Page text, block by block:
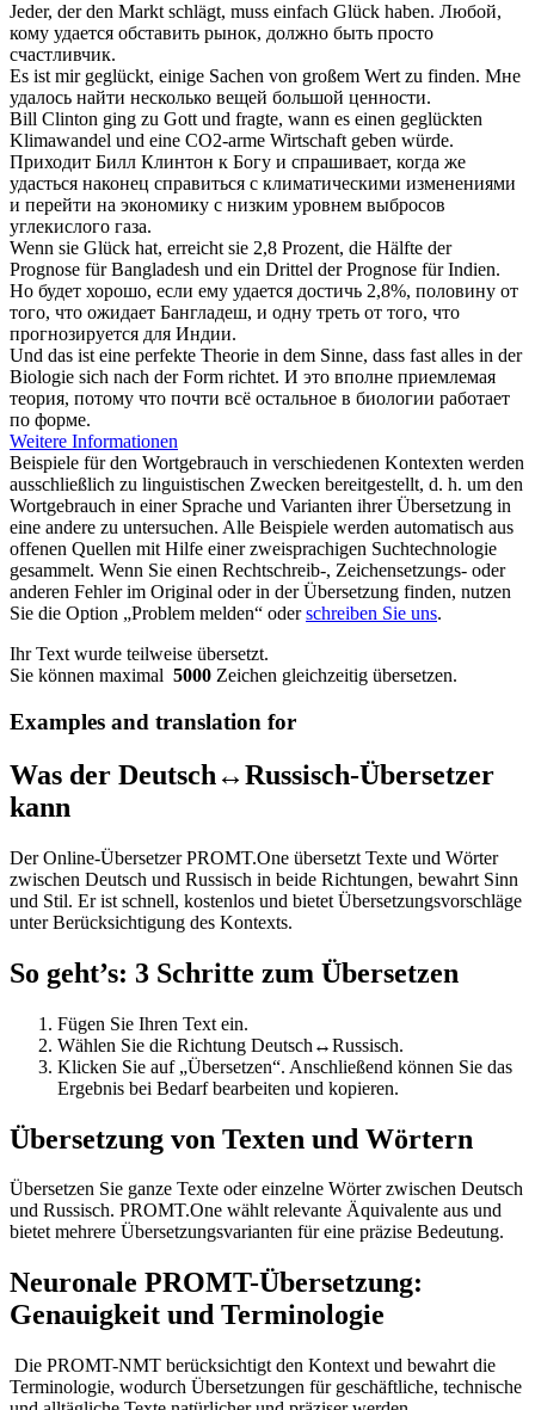
Jeder, der den Markt schlägt, muss einfach Glück haben. Любой,
кому удается обставить рынок, должно быть просто
счастливчик.
Es ist mir geglückt, einige Sachen von großem Wert zu finden. Мне
удалось найти несколько вещей большой ценности.
Bill Clinton ging zu Gott und fragte, wann es einen geglückten
Klimawandel und eine CO2-arme Wirtschaft geben würde.
Приходит Билл Клинтон к Богу и спрашивает, когда же
удасться наконец справиться с климатическими изменениями
и перейти на экономику с низким уровнем выбросов
углекислого газа.
Wenn sie Glück hat, erreicht sie 2,8 Prozent, die Hälfte der
Prognose für Bangladesh und ein Drittel der Prognose für Indien.
Но будет хорошо, если ему удается достичь 2,8%, половину от
того, что ожидает Бангладеш, и одну треть от того, что
прогнозируется для Индии.
Und das ist eine perfekte Theorie in dem Sinne, dass fast alles in der
Biologie sich nach der Form richtet. И это вполне приемлемая
теория, потому что почти всё остальное в биологии работает
по форме.
Weitere Informationen
Beispiele für den Wortgebrauch in verschiedenen Kontexten werden
ausschließlich zu linguistischen Zwecken bereitgestellt, d. h. um den
Wortgebrauch in einer Sprache und Varianten ihrer Übersetzung in
eine andere zu untersuchen. Alle Beispiele werden automatisch aus
offenen Quellen mit Hilfe einer zweisprachigen Suchtechnologie
gesammelt. Wenn Sie einen Rechtschreib-, Zeichensetzungs- oder
anderen Fehler im Original oder in der Übersetzung finden, nutzen
Sie die Option „Problem melden“ oderschreiben Sie uns.
Ihr Text wurde teilweise übersetzt.
Sie können maximal 5000 Zeichen gleichzeitig übersetzen.
Examples and translation for
Was der Deutsch↔Russisch-Übersetzer
kann
Der Online-Übersetzer PROMT.One übersetzt Texte und Wörter
zwischen Deutsch und Russisch in beide Richtungen, bewahrt Sinn
und Stil. Er ist schnell, kostenlos und bietet Übersetzungsvorschläge
unter Berücksichtigung des Kontexts.
So geht’s: 3 Schritte zum Übersetzen
Fügen Sie Ihren Text ein.
Wählen Sie die Richtung Deutsch↔Russisch.
Klicken Sie auf „Übersetzen“. Anschließend können Sie das
Ergebnis bei Bedarf bearbeiten und kopieren.
Übersetzung von Texten und Wörtern
Übersetzen Sie ganze Texte oder einzelne Wörter zwischen Deutsch
und Russisch. PROMT.One wählt relevante Äquivalente aus und
bietet mehrere Übersetzungsvarianten für eine präzise Bedeutung.
Neuronale PROMT-Übersetzung:
Genauigkeit und Terminologie
Die PROMT-NMT berücksichtigt den Kontext und bewahrt die
Terminologie, wodurch Übersetzungen für geschäftliche, technische